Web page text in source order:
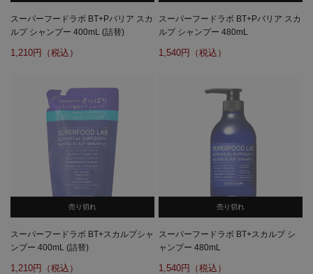
スーパーフードラボ BT+Pバリア スカ
ルプ シャンプー 400mL (詰替)
1,210
スーパーフードラボ BT+Pバリア スカ
ルプ シャンプー 480mL
1,540
売り切れ
スーパーフードラボ BT+スカルプシャ
ンプー 400mL (詰替)
1,210
売り切れ
スーパーフードラボ BT+スカルプ シ
ャンプー 480mL
1,540